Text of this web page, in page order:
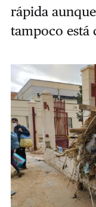
rápida
tampoco está